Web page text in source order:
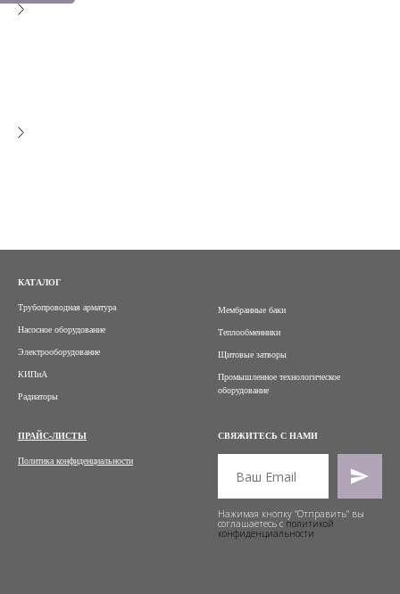
КАТАЛОГ
Трубопроводная арматура
Насосное оборудование
Электрооборудование
КИПиА
Радиаторы
Мембранные баки
Теплообменники
Щитовые затворы
Промышленное технологическое
оборудование
ПРАЙС-ЛИСТЫ
Политика конфиденциальности
СВЯЖИТЕСЬ С НАМИ
Нажимая кнопку "Отправить" вы
соглашаетесь с политикой
конфиденциальности